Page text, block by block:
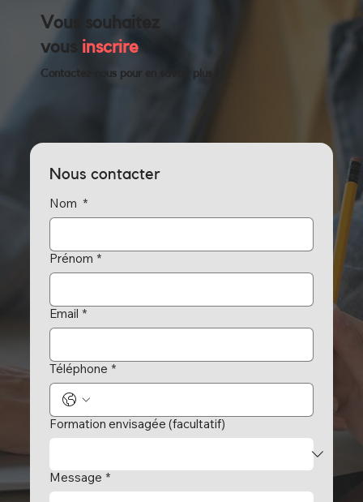
Vous souhaitez
vous inscrire?
Contactez-nous pour en savoir plus !
Nous contacter
Nom *
Prénom *
Email *
Téléphone *
Formation envisagée (facultatif)
Message *